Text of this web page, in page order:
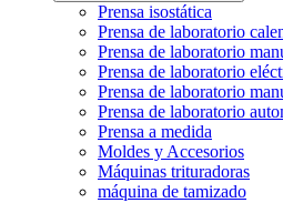
Prensa isostática
Prensa de laboratorio
Prensa de laboratorio
Prensa de laboratorio
Prensa de laboratorio
Prensa de laboratorio
Prensa a medida
Moldes y Accesorios
Máquinas trituradoras
máquina de tamizado